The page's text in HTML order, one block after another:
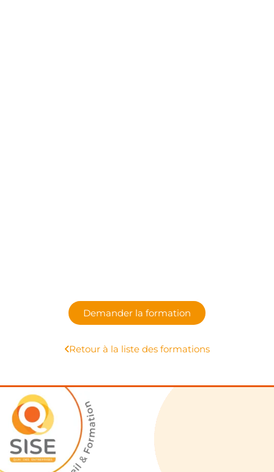
Demander la formation
Retour à la liste des formations